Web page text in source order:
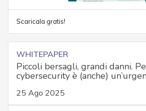
Scaricala gratis!
WHITEPAPER
Piccoli bersagli, grandi danni.
cybersecurity è (anche)
25 Ago 2025